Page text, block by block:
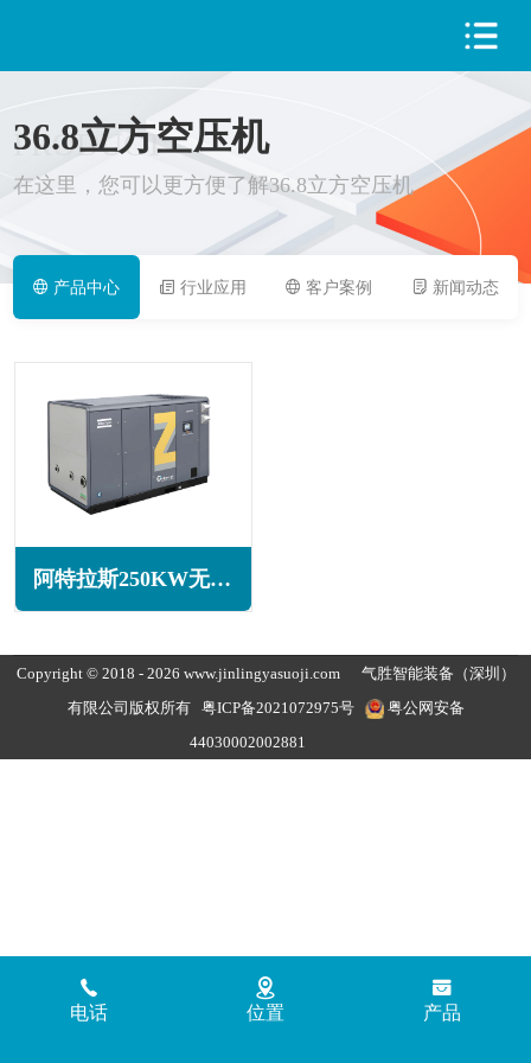
PRODUCT
36.8立方空压机
在这里，您可以更方便了解36.8立方空压机
产品中心 行业应用 客户案例 新闻动态
阿特拉斯250KW无油旋齿空压机ZT250系列
电话 位置 产品
Copyright © 2018 - 2026 www.jinlingyasuoji.com
气胜智能装备（深圳）
有限公司版权所有 粤ICP备2021072975号
粤公网安备
44030002002881